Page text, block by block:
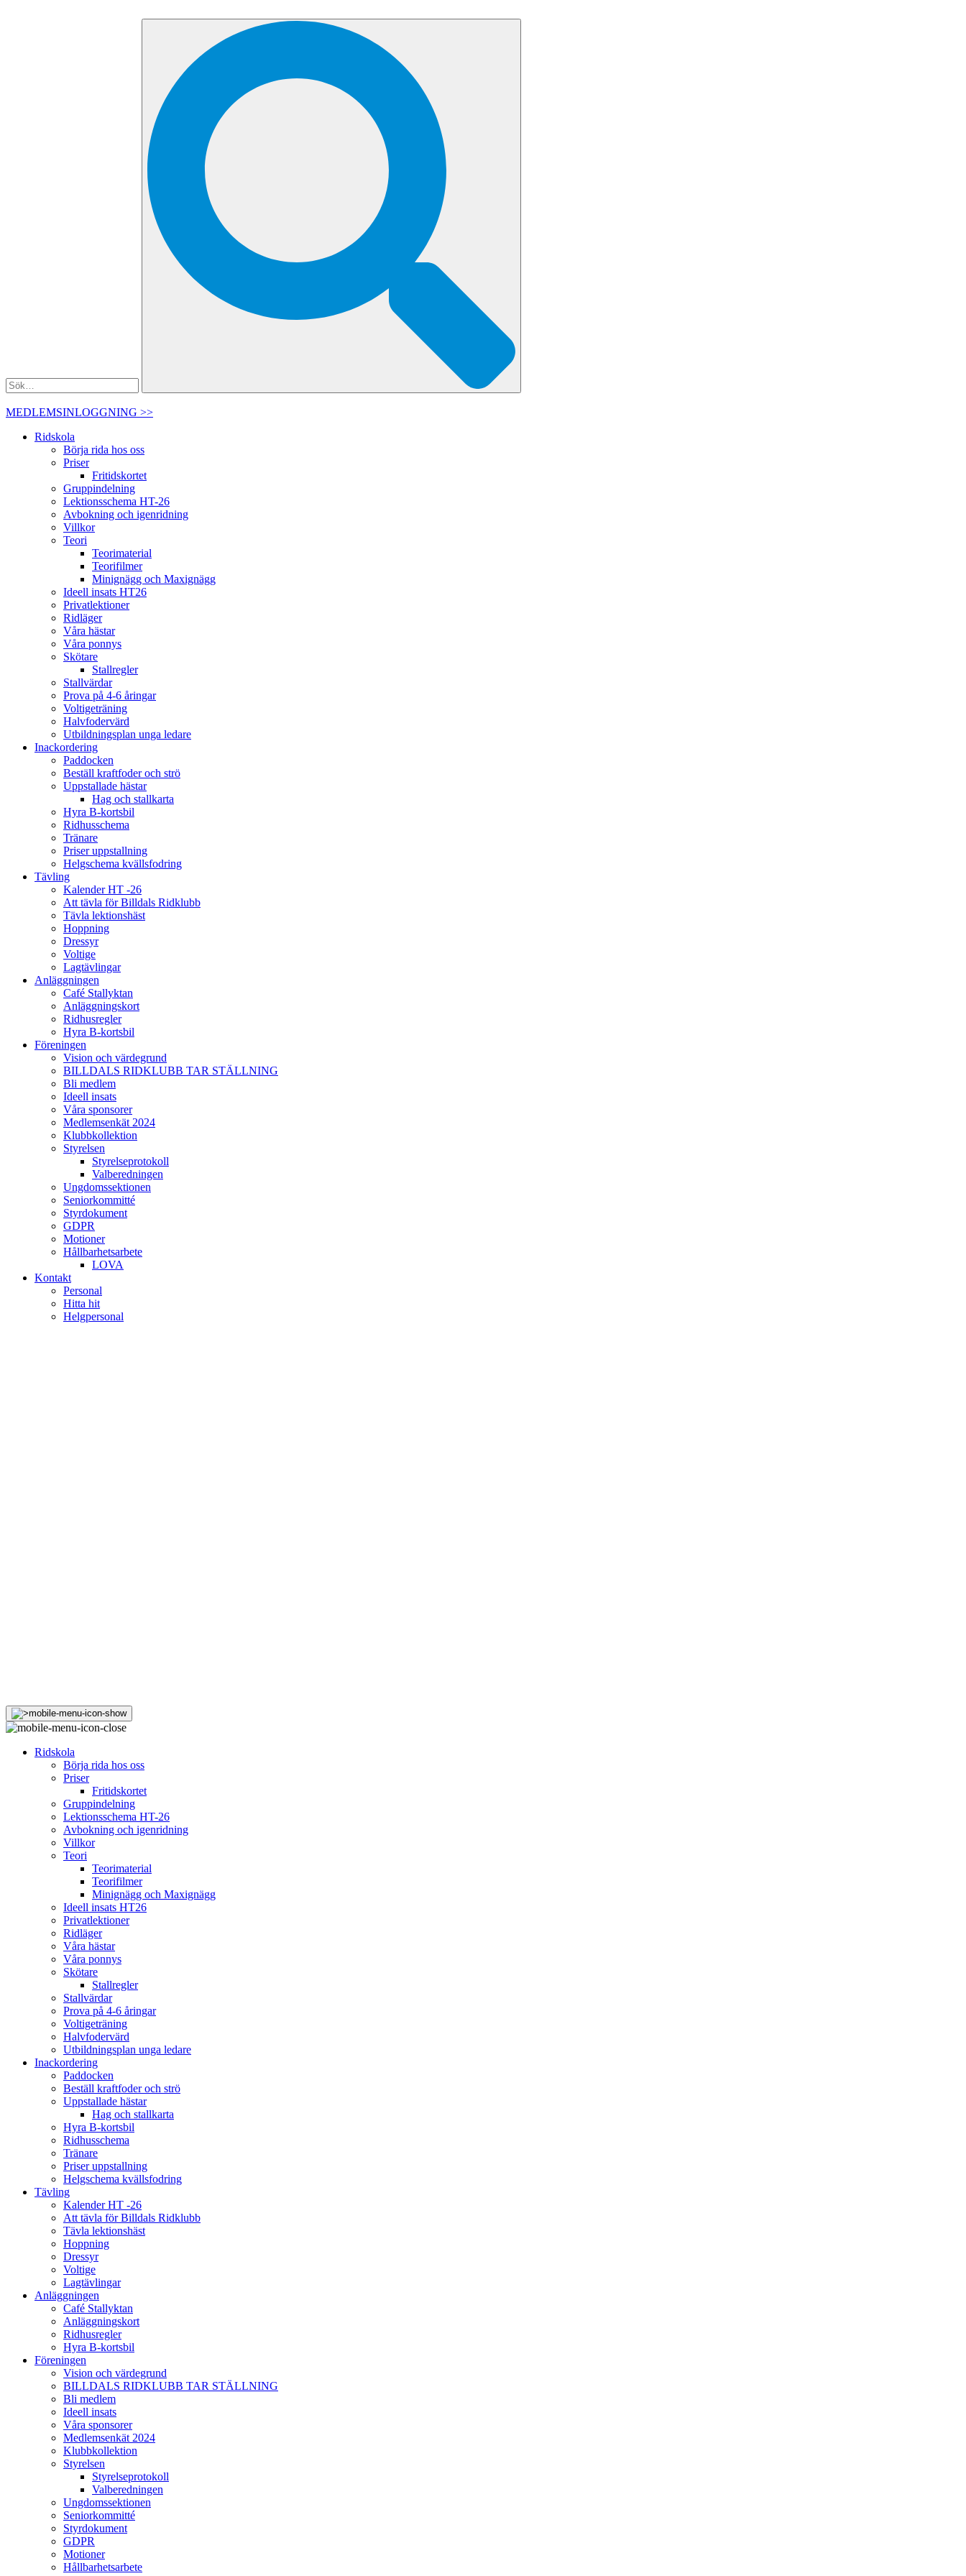
MEDLEMSINLOGGNING >>
Ridskola
Börja rida hos oss
Priser
Fritidskortet
Gruppindelning
Lektionsschema HT-26
Avbokning och igenridning
Villkor
Teori
Teorimaterial
Teorifilmer
Minignägg och Maxignägg
Ideell insats HT26
Privatlektioner
Ridläger
Våra hästar
Våra ponnys
Skötare
Stallregler
Stallvärdar
Prova på 4-6 åringar
Voltigeträning
Halvfodervärd
Utbildningsplan unga ledare
Inackordering
Paddocken
Beställ kraftfoder och strö
Uppstallade hästar
Hag och stallkarta
Hyra B-kortsbil
Ridhusschema
Tränare
Priser uppstallning
Helgschema kvällsfodring
Tävling
Kalender HT -26
Att tävla för Billdals Ridklubb
Tävla lektionshäst
Hoppning
Dressyr
Voltige
Lagtävlingar
Anläggningen
Café Stallyktan
Anläggningskort
Ridhusregler
Hyra B-kortsbil
Föreningen
Vision och värdegrund
BILLDALS RIDKLUBB TAR STÄLLNING
Bli medlem
Ideell insats
Våra sponsorer
Medlemsenkät 2024
Klubbkollektion
Styrelsen
Styrelseprotokoll
Valberedningen
Ungdomssektionen
Seniorkommitté
Styrdokument
GDPR
Motioner
Hållbarhetsarbete
LOVA
Kontakt
Personal
Hitta hit
Helgpersonal
Ridskola
Börja rida hos oss
Priser
Fritidskortet
Gruppindelning
Lektionsschema HT-26
Avbokning och igenridning
Villkor
Teori
Teorimaterial
Teorifilmer
Minignägg och Maxignägg
Ideell insats HT26
Privatlektioner
Ridläger
Våra hästar
Våra ponnys
Skötare
Stallregler
Stallvärdar
Prova på 4-6 åringar
Voltigeträning
Halvfodervärd
Utbildningsplan unga ledare
Inackordering
Paddocken
Beställ kraftfoder och strö
Uppstallade hästar
Hag och stallkarta
Hyra B-kortsbil
Ridhusschema
Tränare
Priser uppstallning
Helgschema kvällsfodring
Tävling
Kalender HT -26
Att tävla för Billdals Ridklubb
Tävla lektionshäst
Hoppning
Dressyr
Voltige
Lagtävlingar
Anläggningen
Café Stallyktan
Anläggningskort
Ridhusregler
Hyra B-kortsbil
Föreningen
Vision och värdegrund
BILLDALS RIDKLUBB TAR STÄLLNING
Bli medlem
Ideell insats
Våra sponsorer
Medlemsenkät 2024
Klubbkollektion
Styrelsen
Styrelseprotokoll
Valberedningen
Ungdomssektionen
Seniorkommitté
Styrdokument
GDPR
Motioner
Hållbarhetsarbete